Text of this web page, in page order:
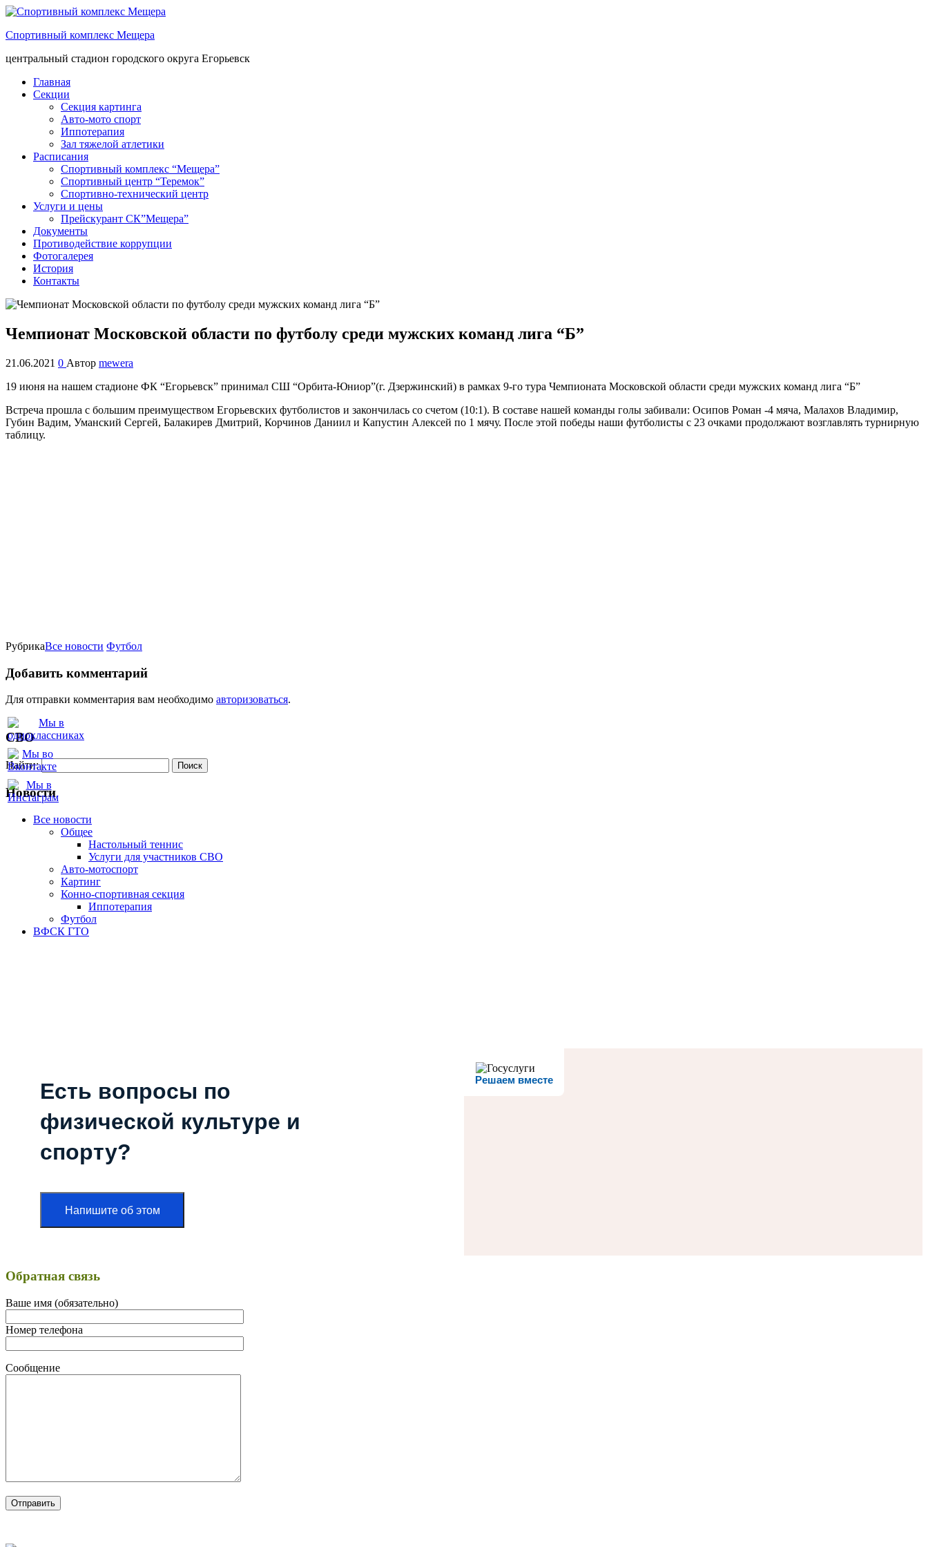
Спортивный комплекс Мещера
центральный стадион городского округа Егорьевск
Главная
Секции
Секция картинга
Авто-мото спорт
Иппотерапия
Зал тяжелой атлетики
Расписания
Спортивный комплекс “Мещера”
Спортивный центр “Теремок”
Спортивно-технический центр
Услуги и цены
Прейскурант СК”Мещера”
Документы
Противодействие коррупции
Фотогалерея
История
Контакты
Чемпионат Московской области по футболу среди мужских команд лига “Б”
21.06.2021 0 Автор mewera
19 июня на нашем стадионе ФК “Егорьевск” принимал СШ “Орбита-Юниор”(г. Дзержинский) в рамках 9-го тура Чемпионата Московской области среди мужских команд лига “Б”
Встреча прошла с большим преимуществом Егорьевских футболистов и закончилась со счетом (10:1). В составе нашей команды голы забивали: Осипов Роман -4 мяча, Малахов Владимир,
Губин Вадим, Уманский Сергей, Балакирев Дмитрий, Корчинов Даниил и Капустин Алексей по 1 мячу. После этой победы наши футболисты с 23 очками продолжают возглавлять турнирную
таблицу.
РубрикаВсе новости Футбол
Добавить комментарий
Для отправки комментария вам необходимо авторизоваться.
СВО
Найти:
Новости
Все новости
Oбщее
Настольный теннис
Услуги для участников СВО
Авто-мотоспорт
Картинг
Конно-спортивная секция
Иппотерапия
Футбол
ВФСК ГТО
Решаем вместе
Есть вопросы по
физической культуре и
спорту?
Напишите об этом
Обратная связь
Ваше имя (обязательно)
Номер телефона
Сообщение